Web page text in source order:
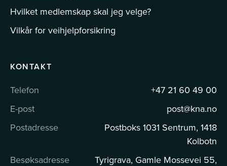
Hvilket medlemskap skal jeg velge?
Vilkår for veihjelpforsikring
KONTAKT
Telefon
+47 21 60 49 00
E-post
post@kna.no
Postadresse
Postboks 1031 Sentrum, 1418
Kolbotn
Besøksadresse
Tyrigrava, Gamle Mossevei 55,